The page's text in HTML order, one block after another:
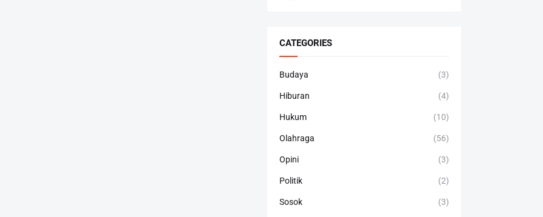
CATEGORIES
Budaya (3)
Hiburan (4)
Hukum (10)
Olahraga (56)
Opini (3)
Politik (2)
Sosok (3)